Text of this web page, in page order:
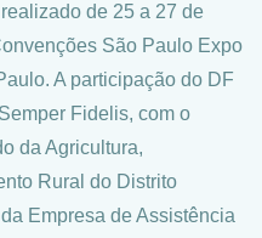
de 25 a 27 de
São Paulo Expo
A participação do DF
Fidelis, com o
da Agricultura,
Rural do Distrito
Empresa de Assistência